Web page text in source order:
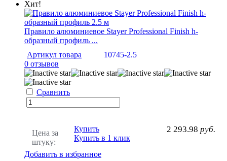
Хит!
Правило алюминиевое Stayer Professional Finish h-
образный профиль ...
Артикул товара
10745-2.5
0 отзывов
Сравнить
Цена за
штуку:
2 293.98 руб.
Купить
Купить в 1 клик
Добавить в избранное